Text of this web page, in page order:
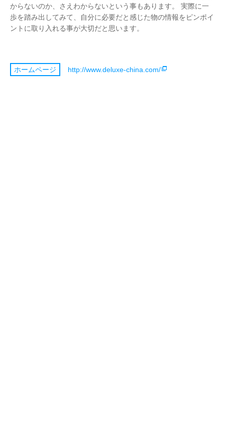
からないのか、さえわからないという事もあります。 実際に一
歩を踏み出してみて、自分に必要だと感じた物の情報をピンポイ
ントに取り入れる事が大切だと思います。
http://www.deluxe-china.com/